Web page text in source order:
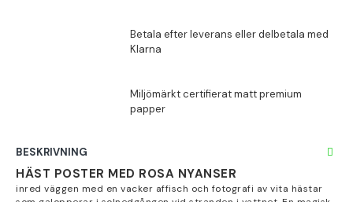
BESKRIVNING
HÄST POSTER MED ROSA NYANSER
inred väggen med en vacker affisch och fotografi av vita hästar